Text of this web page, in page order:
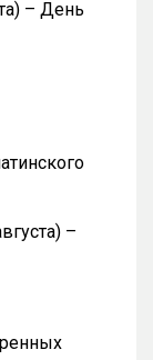
– День
–